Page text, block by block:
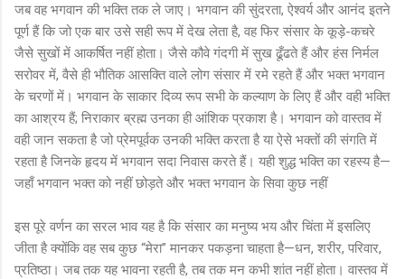
जब वह भगवान की भक्ति तक ले जाए। भगवान की सुंदरता, ऐश्वर्य और आनंद इतने
पूर्ण हैं कि जो एक बार उसे सही रूप में देख लेता है, वह फिर संसार के कूड़े-कचरे
जैसे सुखों में आकर्षित नहीं होता। जैसे कौवे गंदगी में सुख ढूँढते हैं और हंस निर्मल
सरोवर में, वैसे ही भौतिक आसक्ति वाले लोग संसार में रमे रहते हैं और भक्त भगवान
के चरणों में। भगवान के साकार दिव्य रूप सभी के कल्याण के लिए हैं और वही भक्ति
का आश्रय हैं; निराकार ब्रह्म उनका ही आंशिक प्रकाश है। भगवान को वास्तव में
वही जान सकता है जो प्रेमपूर्वक उनकी भक्ति करता है या ऐसे भक्तों की संगति में
रहता है जिनके हृदय में भगवान सदा निवास करते हैं। यही शुद्ध भक्ति का रहस्य है—
जहाँ भगवान भक्त को नहीं छोड़ते और भक्त भगवान के सिवा कुछ नहीं
इस पूरे वर्णन का सरल भाव यह है कि संसार का मनुष्य भय और चिंता में इसलिए
जीता है क्योंकि वह सब कुछ “मेरा” मानकर पकड़ना चाहता है—धन, शरीर, परिवार,
प्रतिष्ठा। जब तक यह भावना रहती है, तब तक मन कभी शांत नहीं होता। वास्तव में